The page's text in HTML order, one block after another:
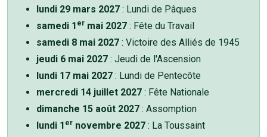
lundi 29 mars 2027 : Lundi de Pâques
samedi 1 er mai 2027 : Fête du Travail
samedi 8 mai 2027 : Victoire des Alliés de 1945
jeudi 6 mai 2027 : Jeudi de l'Ascension
lundi 17 mai 2027 : Lundi de Pentecôte
mercredi 14 juillet 2027 : Fête Nationale
dimanche 15 août 2027 : Assomption
lundi 1 er novembre 2027 : La Toussaint